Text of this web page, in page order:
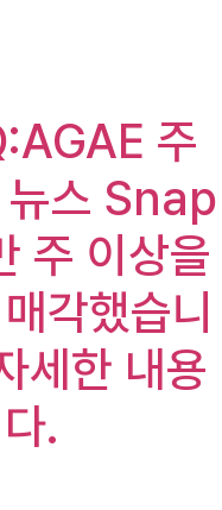
주
스 Snap
주 이상을
각했습니
세한 내용
.